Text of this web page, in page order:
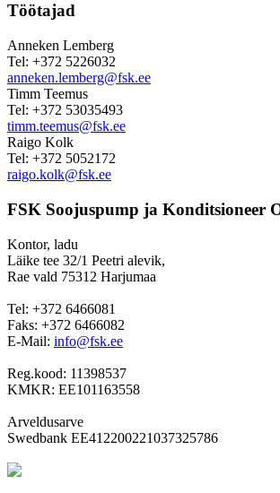
Töötajad
Anneken Lemberg
Tel: +372 5226032
anneken.lemberg@fsk.ee
Timm Teemus
Tel: +372 53035493
timm.teemus@fsk.ee
Raigo Kolk
Tel: +372 5052172
raigo.kolk@fsk.ee
FSK Soojuspump ja Konditsioneer
Kontor, ladu
Läike tee 32/1 Peetri alevik,
Rae vald 75312 Harjumaa
Tel: +372 6466081
Faks: +372 6466082
E-Mail: info@fsk.ee
Reg.kood: 11398537
KMKR: EE101163558
Arveldusarve
Swedbank EE412200221037325786